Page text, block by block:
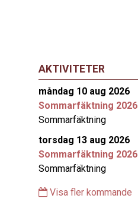
AKTIVITETER
måndag 10 aug 2026
Sommarfäktning 2026
Sommarfäktning
torsdag 13 aug 2026
Sommarfäktning 2026
Sommarfäktning
Visa fler kommande